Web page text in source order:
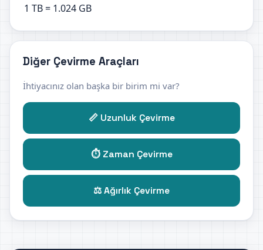
1 TB = 1.024 GB
Diğer Çevirme Araçları
İhtiyacınız olan başka bir birim mi var?
📏 Uzunluk Çevirme
⏱️ Zaman Çevirme
⚖️ Ağırlık Çevirme